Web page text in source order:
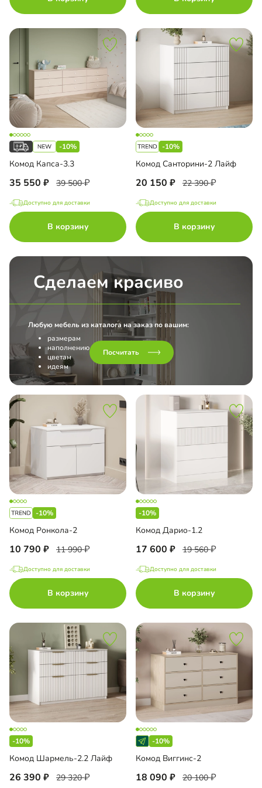
-10%
Комод Капса-3.3
35 550 39 500
Доступно для доставки
В корзину
-10%
Комод Санторини-2 Лайф
20 150 22 390
Доступно для доставки
В корзину
Сделаем красиво
Любую мебель из каталога на заказ по вашим:
размерам
наполнению
цветам
идеям
Посчитать
-10%
Комод Ронкола-2
10 790 11 990
Доступно для доставки
В корзину
-10%
Комод Дарио-1.2
17 600 19 560
Доступно для доставки
В корзину
-10%
Комод Шармель-2.2 Лайф
26 390 29 320
-10%
Комод Виггинс-2
18 090 20 100